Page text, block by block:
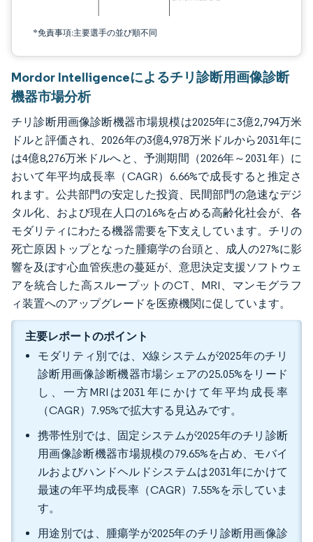
*免責事項:主要選手の並び順不同
Mordor Intelligenceによるチリ診断用画像診断
機器市場分析
チリ診断用画像診断機器市場規模は2025年に3億2,794万米
ドルと評価され、2026年の3億4,978万米ドルから2031年に
は4億8,276万米ドルへと、予測期間（2026年～2031年）に
おいて年平均成長率（CAGR）6.66%で成長すると推定さ
れます。公共部門の安定した投資、民間部門の急速なデジ
タル化、および現在人口の16%を占める高齢化社会が、各
モダリティにわたる機器需要を下支えしています。チリの
死亡原因トップとなった腫瘍学の台頭と、成人の27%に影
響を及ぼす心血管疾患の蔓延が、意思決定支援ソフトウェ
アを統合した高スループットのCT、MRI、マンモグラフ
ィ装置へのアップグレードを医療機関に促しています。
主要レポートのポイント
モダリティ別では、X線システムが2025年のチリ
診断用画像診断機器市場シェアの25.05%をリード
し、一方MRIは2031年にかけて年平均成長率
（CAGR）7.95%で拡大する見込みです。
携帯性別では、固定システムが2025年のチリ診断
用画像診断機器市場規模の79.65%を占め、モバイ
ルおよびハンドヘルドシステムは2031年にかけて
最速の年平均成長率（CAGR）7.55%を示していま
す。
用途別では、腫瘍学が2025年のチリ診断用画像診